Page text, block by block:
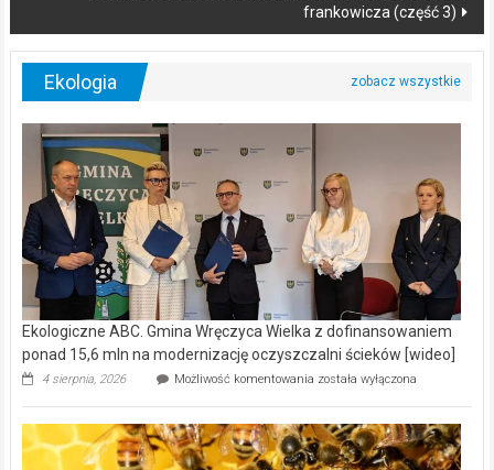
frankowicza (część 3)
Ekologia
Ekologiczne ABC. Gmina Wręczyca Wielka z dofinansowaniem
ponad 15,6 mln na modernizację oczyszczalni ścieków [wideo]
4 sierpnia, 2026 Możliwość komentowania Ekologiczne
Wręczyca
Wielka
z
została wyłączona